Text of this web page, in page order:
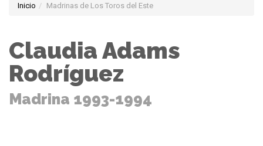
Inicio Madrinas de Los Toros del Este
Claudia Adams
Rodríguez
Madrina 1993-1994